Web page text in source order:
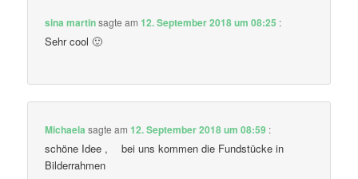
sina martinsagte am12. September 2018 um 08:25 :
Sehr cool 🙂
Michaela sagte am12. September 2018 um 08:59 :
schöne Idee , bei uns kommen die Fundstücke in
Bilderrahmen